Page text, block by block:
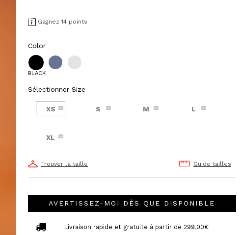
Gagnez 14 points
Color
BLACK
Sélectionner Size
XS S M L
XL
Trouver la taille Guide tailles
AVERTISSEZ-MOI DÈS QUE DISPONIBLE
Livraison rapide et gratuite à partir de 299,00€